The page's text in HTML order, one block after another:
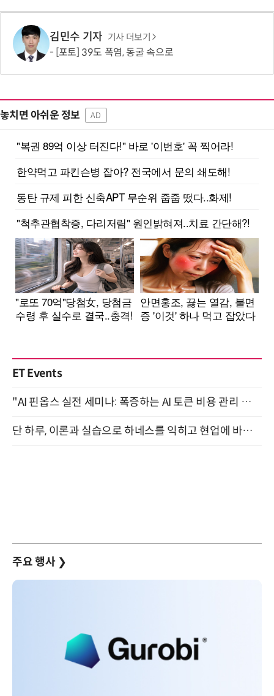
김민수 기자 기사 더보기
[포토] 39도 폭염, 동굴 속으로
놓치면 아쉬운 정보 AD
ET Events
"AI 핀옵스 실전 세미나: 폭증하는 AI 토큰 비용 관리 전략" 8월 21일 개최
단 하루, 이론과 실습으로 하네스를 익히고 현업에 바로 쓰는 핸즈온 워크숍 (8/20)
주요 행사 ❯